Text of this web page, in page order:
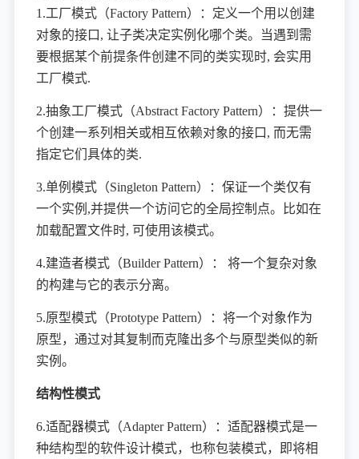
1.工厂模式（Factory Pattern）：定义一个用以创建
对象的接口, 让子类决定实例化哪个类。当遇到需
要根据某个前提条件创建不同的类实现时, 会实用
工厂模式.
2.抽象工厂模式（Abstract Factory Pattern）：提供一
个创建一系列相关或相互依赖对象的接口, 而无需
指定它们具体的类.
3.单例模式（Singleton Pattern）：保证一个类仅有
一个实例,并提供一个访问它的全局控制点。比如在
加载配置文件时, 可使用该模式。
4.建造者模式（Builder Pattern）： 将一个复杂对象
的构建与它的表示分离。
5.原型模式（Prototype Pattern）：将一个对象作为
原型，通过对其复制而克隆出多个与原型类似的新
实例。
结构性模式
6.适配器模式（Adapter Pattern）：适配器模式是一
种结构型的软件设计模式，也称包装模式，即将相